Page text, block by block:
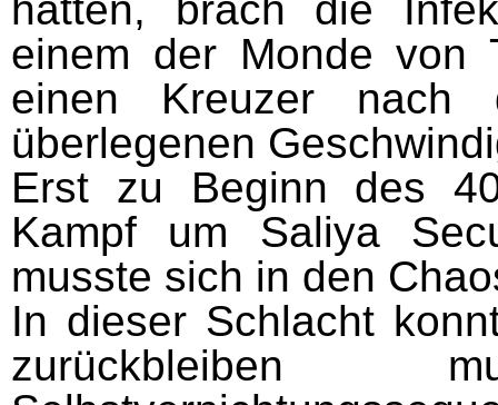
einem der Monde von
einen Kreuzer nach
überlegenen
Erst zu Beginn des
Kampf um Saliya
musste sich in den
In dieser Schlacht
zurückbleiben